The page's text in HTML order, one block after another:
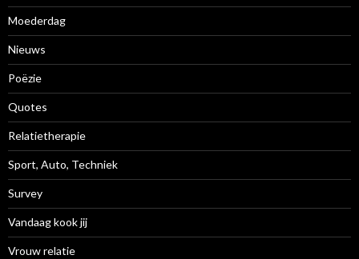
Moederdag
Nieuws
Poëzie
Quotes
Relatietherapie
Sport, Auto, Techniek
Survey
Vandaag kook jij
Vrouw relatie